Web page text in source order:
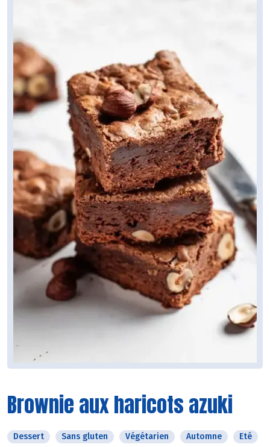
Brownie aux haricots azuki
Dessert Sans gluten Végétarien Automne
Eté